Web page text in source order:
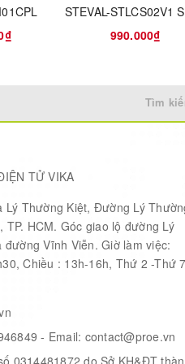
up to 300 kbps.
IIP3 = -12.5 dBm.
with a resolution of 61
GMSK, LoRaTM and OOK
RSSI.
256 bytes with CRC.
sensor and low battery indicator.
990.000₫
Tìm
TỬ VIKA
Lý Thường Kiệt, Đường Lý
TP. HCM. Góc giao lộ đường Lý
đường Vĩnh Viễn. Giờ làm việc:
Chiều : 13h-16h, Thứ 2 -Thứ 7
- Email: contact@proe.vn
0314481872 do Sở KH&ĐT